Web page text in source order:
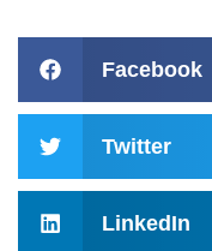
Facebook
Twitter
LinkedIn